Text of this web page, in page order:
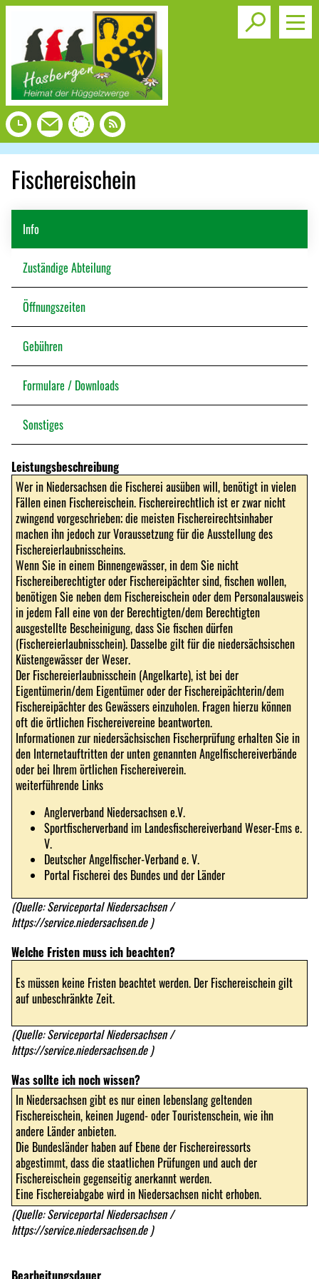
Toggle
Fischereischein
Info
Zuständige Abteilung
Öffnungszeiten
Gebühren
Formulare / Downloads
Sonstiges
Leistungsbeschreibung
Wer in Niedersachsen die Fischerei ausüben will, benötigt in vielen
Fällen einen Fischereischein. Fischereirechtlich ist er zwar nicht
zwingend vorgeschrieben; die meisten Fischereirechtsinhaber
machen ihn jedoch zur Voraussetzung für die Ausstellung des
Fischereierlaubnisscheins.
Wenn Sie in einem Binnengewässer, in dem Sie nicht
Fischereiberechtigter oder Fischereipächter sind, fischen wollen,
benötigen Sie neben dem Fischereischein oder dem Personalausweis
in jedem Fall eine von der Berechtigten/dem Berechtigten
ausgestellte Bescheinigung, dass Sie fischen dürfen
(Fischereierlaubnisschein). Dasselbe gilt für die niedersächsischen
Küstengewässer der Weser.
Der Fischereierlaubnisschein (Angelkarte), ist bei der
Eigentümerin/dem Eigentümer oder der Fischereipächterin/dem
Fischereipächter des Gewässers einzuholen. Fragen hierzu können
oft die örtlichen Fischereivereine beantworten.
Informationen zur niedersächsischen Fischerprüfung erhalten Sie in
den Internetauftritten der unten genannten Angelfischereiverbände
oder bei Ihrem örtlichen Fischereiverein.
weiterführende Links
Anglerverband Niedersachsen e.V.
Sportfischerverband im Landesfischereiverband Weser-Ems e.
V.
Deutscher Angelfischer-Verband e. V.
Portal Fischerei des Bundes und der Länder
(Quelle: Serviceportal Niedersachsen /
https://service.niedersachsen.de )
Welche Fristen muss ich beachten?
Es müssen keine Fristen beachtet werden. Der Fischereischein gilt
auf unbeschränkte Zeit.
(Quelle: Serviceportal Niedersachsen /
https://service.niedersachsen.de)
Was sollte ich noch wissen?
In Niedersachsen gibt es nur einen lebenslang geltenden
Fischereischein, keinen Jugend- oder Touristenschein, wie ihn
andere Länder anbieten.
Die Bundesländer haben auf Ebene der Fischereiressorts
abgestimmt, dass die staatlichen Prüfungen und auch der
Fischereischein gegenseitig anerkannt werden.
Eine Fischereiabgabe wird in Niedersachsen nicht erhoben.
(Quelle: Serviceportal Niedersachsen /
https://service.niedersachsen.de )
Bearbeitungsdauer